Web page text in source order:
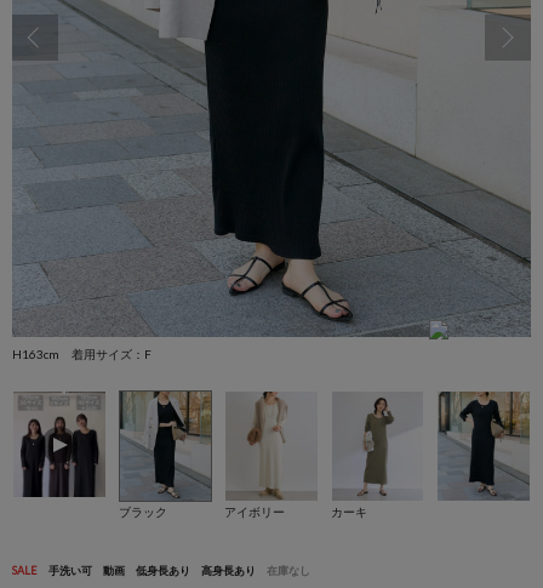
H163cm 着用サイズ：F
ブラック アイボリー カーキ
SALE 手洗い可 動画 低身長あり 高身長あり 在庫なし